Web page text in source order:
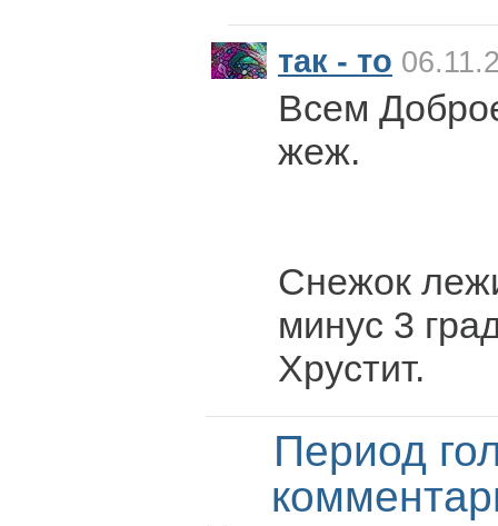
так - то
Всем
жеж.
Снежок
минус 3
Хрустит.
Период